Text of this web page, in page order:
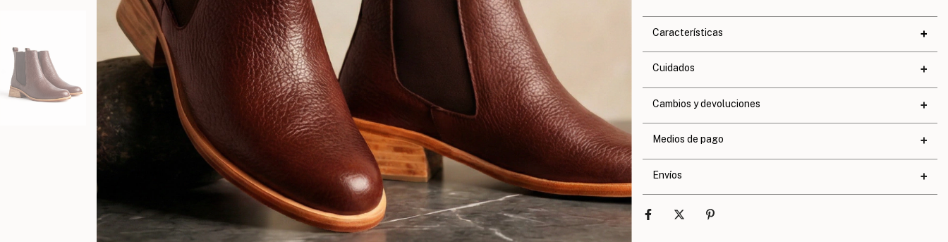
Características
Cuero
Altura de taco
4,3 cm.
Altura de base
0,8 cm.
Calce
Exacto
Cuidados
Cambios y devoluciones
Medios de pago
Envíos